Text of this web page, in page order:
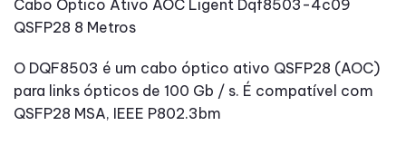
Cabo Optico Ativo AOC Ligent Dqf8503-4c09
QSFP28 8 Metros
O DQF8503 é um cabo óptico ativo QSFP28 (AOC)
para links ópticos de 100 Gb / s. É compatível com
QSFP28 MSA, IEEE P802.3bm